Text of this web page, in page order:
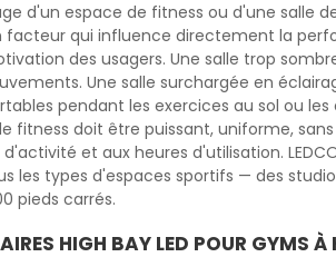
d'un espace de fitness ou d'une salle
facteur qui influence directement la
des usagers. Une salle trop
Une salle surchargée en
pendant les exercices au sol ou
fitness doit être puissant, uniforme,
et aux heures d'utilisation.
les types d'espaces sportifs — des
pieds carrés.
HIGH BAY LED POUR GYMS